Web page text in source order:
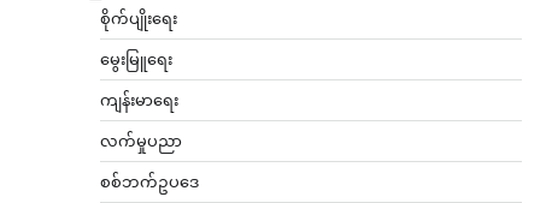
စိုက်ပျိုးရေး
မွေးမြူရေး
ကျန်းမာရေး
လက်မှုပညာ
စစ်ဘက်ဥပဒေ